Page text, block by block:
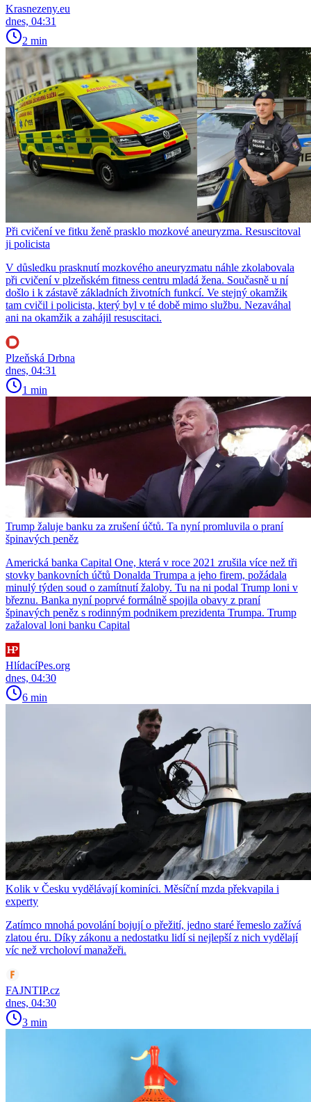
Krasnezeny.eu
dnes, 04:31
2 min
Při cvičení ve fitku ženě prasklo mozkové aneuryzma. Resuscitoval
ji policista
V důsledku prasknutí mozkového aneuryzmatu náhle zkolabovala
při cvičení v plzeňském fitness centru mladá žena. Současně u ní
došlo i k zástavě základních životních funkcí. Ve stejný okamžik
tam cvičil i policista, který byl v té době mimo službu. Nezaváhal
ani na okamžik a zahájil resuscitaci.
Plzeňská Drbna
dnes, 04:31
1 min
Trump žaluje banku za zrušení účtů. Ta nyní promluvila o praní
špinavých peněz
Americká banka Capital One, která v roce 2021 zrušila více než tři
stovky bankovních účtů Donalda Trumpa a jeho firem, požádala
minulý týden soud o zamítnutí žaloby. Tu na ni podal Trump loni v
březnu. Banka nyní poprvé formálně spojila obavy z praní
špinavých peněz s rodinným podnikem prezidenta Trumpa. Trump
zažaloval loni banku Capital
HlídacíPes.org
dnes, 04:30
6 min
Kolik v Česku vydělávají kominíci. Měsíční mzda překvapila i
experty
Zatímco mnohá povolání bojují o přežití, jedno staré řemeslo zažívá
zlatou éru. Díky zákonu a nedostatku lidí si nejlepší z nich vydělají
víc než vrcholoví manažeři.
FAJNTIP.cz
dnes, 04:30
3 min